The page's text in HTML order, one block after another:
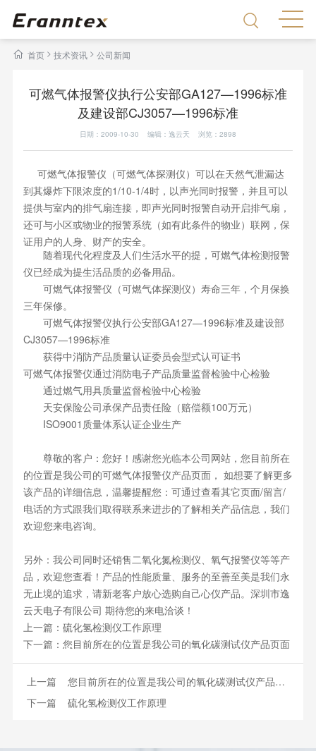
首页> 技术资讯 > 公司新闻
可燃气体报警仪执行公安部GA127—1996标准
及建设部CJ3057—1996标准
日期：2009-10-30 编辑：逸云天 浏览： 2898
可燃气体报警仪（可燃气体探测仪）可以在天然气泄漏达
到其爆炸下限浓度的1/10-1/4时，以声光同时报警，并且可以
提供与室内的排气扇连接，即声光同时报警自动开启排气扇，
还可与小区或物业的报警系统（如有此条件的物业）联网，保
证用户的人身、财产的安全。
随着现代化程度及人们生活水平的提，可燃气体检测报警
仪已经成为提生活品质的必备用品。
可燃气体报警仪（可燃气体探测仪）寿命三年，个月保换
三年保修。
可燃气体报警仪执行公安部GA127—1996标准及建设部
CJ3057—1996标准
获得中消防产品质量认证委员会型式认可证书
可燃气体报警仪通过消防电子产品质量监督检验中心检验
通过燃气用具质量监督检验中心检验
天安保险公司承保产品责任险（赔偿额100万元）
ISO9001质量体系认证企业生产
尊敬的客户：您好！感谢您光临本公司网站，您目前所在
的位置是我公司的可燃气体报警仪产品页面， 如想要了解更多
该产品的详细信息，温馨提醒您：可通过查看其它页面/留言/
电话的方式跟我们取得联系来进步的了解相关产品信息，我们
欢迎您来电咨询。
另外：我公司同时还销售二氧化氮检测仪、氧气报警仪等等产
品，欢迎您查看！产品的性能质量、服务的至善至美是我们永
无止境的追求，请新老客户放心选购自己心仪产品。深圳市逸
云天电子有限公司 期待您的来电洽谈！
上一篇： 硫化氢检测仪工作原理
下一篇： 您目前所在的位置是我公司的氧化碳测试仪产品页面
上一篇 您目前所在的位置是我公司的氧化碳测试仪产品页面
下一篇 硫化氢检测仪工作原理